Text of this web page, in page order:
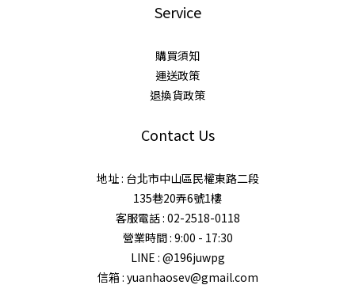
Service
購買須知
運送政策
退換貨政策
Contact Us
地址 : 台北市中山區民權東路二段
135巷20弄6號1樓
客服電話 : 02-2518-0118
營業時間 : 9:00 - 17:30
LINE : @196juwpg
信箱 : yuanhaosev@gmail.com